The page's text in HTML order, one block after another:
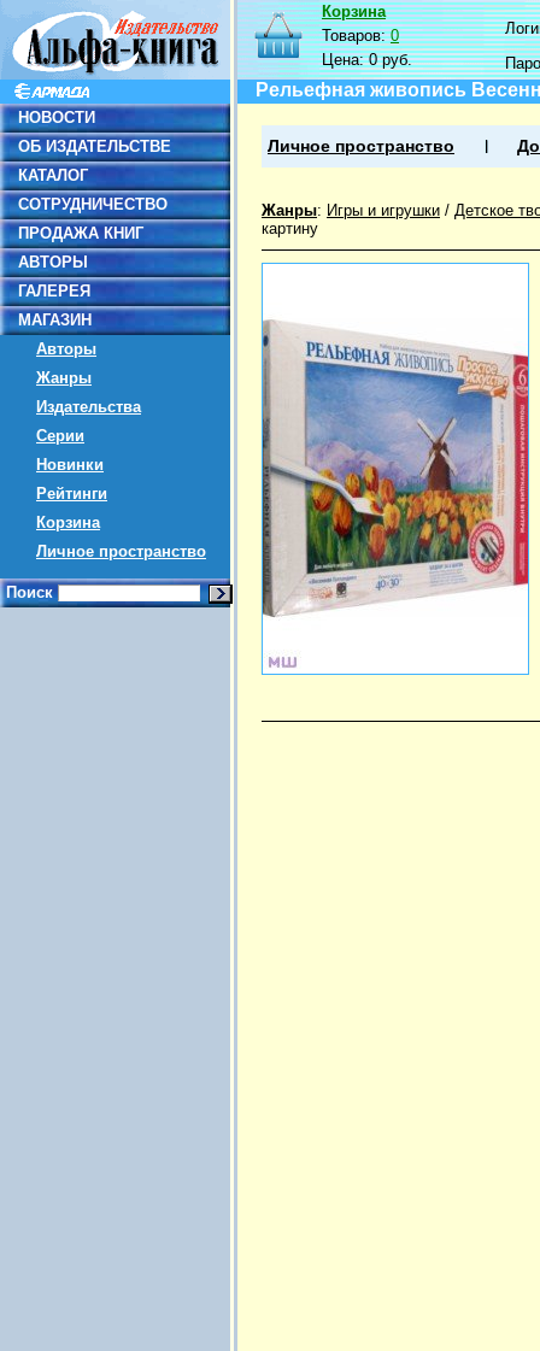
НОВОСТИ
ОБ ИЗДАТЕЛЬСТВЕ
КАТАЛОГ
СОТРУДНИЧЕСТВО
ПРОДАЖА КНИГ
АВТОРЫ
ГАЛЕРЕЯ
МАГАЗИН
Авторы
Жанры
Издательства
Серии
Новинки
Рейтинги
Корзина
Личное пространство
Поиск
Корзина
Товаров:0
Цена:0 руб.
Рельефная живопись
Личное пространство
Жанры: Игры и игрушки / Детское
картину